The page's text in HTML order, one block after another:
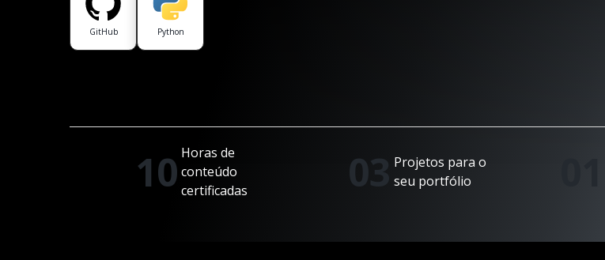
GitHub Python
10 Horas de
conteúdo
certificadas
03 Projetos para o
seu portfólio